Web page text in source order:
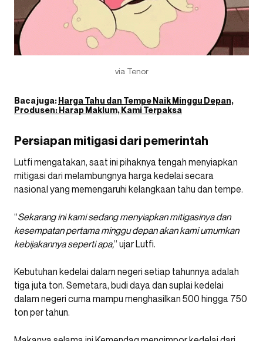
via Tenor
Baca juga:Harga Tahu dan Tempe Naik Minggu Depan,
Produsen: Harap Maklum, Kami Terpaksa
Persiapan mitigasi dari pemerintah
Lutfi mengatakan, saat ini pihaknya tengah menyiapkan
mitigasi dari melambungnya harga kedelai secara
nasional yang memengaruhi kelangkaan tahu dan tempe.
“Sekarang ini kami sedang menyiapkan mitigasinya dan
kesempatan pertama minggu depan akan kami umumkan
kebijakannya seperti apa,” ujar Lutfi.
Kebutuhan kedelai dalam negeri setiap tahunnya adalah
tiga juta ton. Semetara, budi daya dan suplai kedelai
dalam negeri cuma mampu menghasilkan 500 hingga 750
ton per tahun.